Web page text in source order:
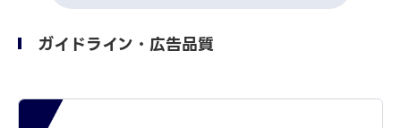
ガイドライン・広告品質